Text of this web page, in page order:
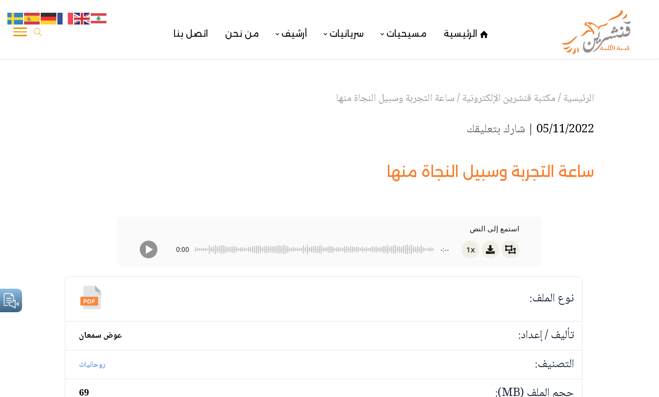
الرئيسية مسيحيات سريانيات أرشيف من نحن اتصل بنا
الرئيسية/مكتبة قنشرين الإلكترونية/ساعة التجربة وسبيل النجاة منها
05/11/2022 | شارك بتعليقك
ساعة التجربة وسبيل النجاة منها
استمع إلى النص
0:00 -:-- 1x
نوع الملف:
تأليف / إعداد:
عوض سمعان
التصنيف: روحانيات
69